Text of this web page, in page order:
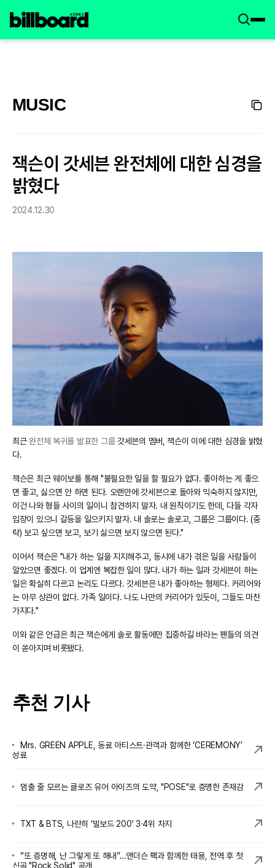
MUSIC
잭슨이 갓세븐 완전체에 대한 심경을
밝혔다
2024.12.30
최근완전체 복귀를 발표한 그룹갓세븐의 멤버, 잭슨이 이에 대한 심경을 밝혔
다.
잭슨은 최근 웨이보를 통해 "불필요한 일을 할 필요가 없다. 좋아하는 게 좋으
면 좋고, 싫으면 안 하면 된다. 오랜만에 갓세븐으로 돌아와 익숙하지 않지만,
이건 나와 형들 사이의 일이니 참견하지 말자. 내 원칙이기도 한데, 다들 각자
입장이 있으니 갈등을 일으키지 말자. 내 솔로는 솔로고, 그룹은 그룹이다. (중
략) 보고 싶으면 보고, 보기 싫으면 보지 않으면 된다."
이어서 잭슨은 "내가 하는 일을 지지해주고, 동시에 내가 겪은 일을 사람들이
알았으면 좋겠다. 이 업계엔 복잡한 일이 많다. 내가 하는 일과 갓세븐이 하는
일은 확실히 다르고 논리도 다르다. 갓세븐은 내가 좋아하는 형제다. 커리어와
는 아무 상관이 없다. 가족 일이다. 나도 나만의 커리어가 있듯이, 그들도 마찬
가지다."
이와 같은 언급은 최근 잭슨에게 솔로 활동에만 집중하길 바라는 팬들의 의견
이 쏟아지며 비롯됐다.
추천 기사
Mrs. GREEN APPLE, 동료 아티스트·관객과 함께한 ‘CEREMONY’
성료
멈출 줄 모르는 클로즈 유어 아이즈의 도약, "POSE"로 증명한 존재감
TXT & BTS, 나란히 '빌보드 200' 3·4위 차지
“또 증명해, 난 그렇게 또 해내”…앤더슨 팩과 함께한 태용, 전역 후 첫
신곡 "Rock Solid" 공개